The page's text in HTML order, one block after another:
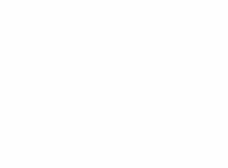
La Réunion pour des vacances de